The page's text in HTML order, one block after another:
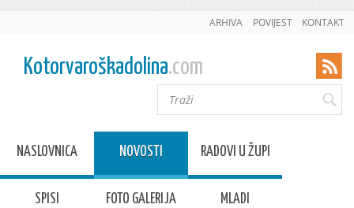
ARHIVA POVIJEST KONTAKT
Kotorvaroškadolina.com
NASLOVNICA NOVOSTI RADOVI U ŽUPI
SPISI FOTO GALERIJA MLADI